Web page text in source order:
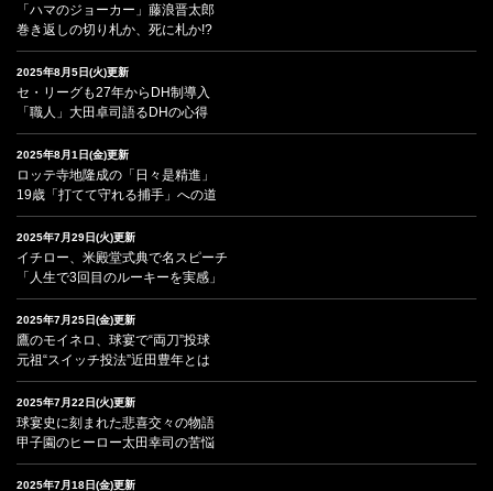
「ハマのジョーカー」藤浪晋太郎
巻き返しの切り札か、死に札か!?
2025年8月5日(火)更新
セ・リーグも27年からDH制導入
「職人」大田卓司語るDHの心得
2025年8月1日(金)更新
ロッテ寺地隆成の「日々是精進」
19歳「打てて守れる捕手」への道
2025年7月29日(火)更新
イチロー、米殿堂式典で名スピーチ
「人生で3回目のルーキーを実感」
2025年7月25日(金)更新
鷹のモイネロ、球宴で“両刀”投球
元祖“スイッチ投法”近田豊年とは
2025年7月22日(火)更新
球宴史に刻まれた悲喜交々の物語
甲子園のヒーロー太田幸司の苦悩
2025年7月18日(金)更新